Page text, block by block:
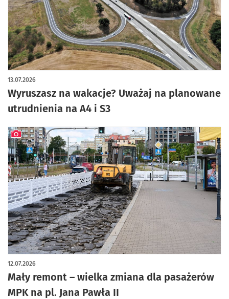
Wyruszasz na wakacje? Uważaj na planowane
utrudnienia na A4 i S3
13.07.2026
Mały remont – wielka zmiana dla pasażerów
MPK na pl. Jana Pawła II
12.07.2026
artykuł z galerią zdjęć